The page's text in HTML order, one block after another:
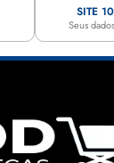
SITE
Seus